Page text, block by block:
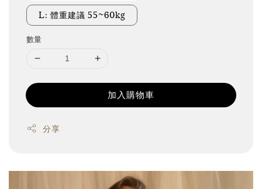
L: 體重建議 55~60kg
數量
加入購物車
分享